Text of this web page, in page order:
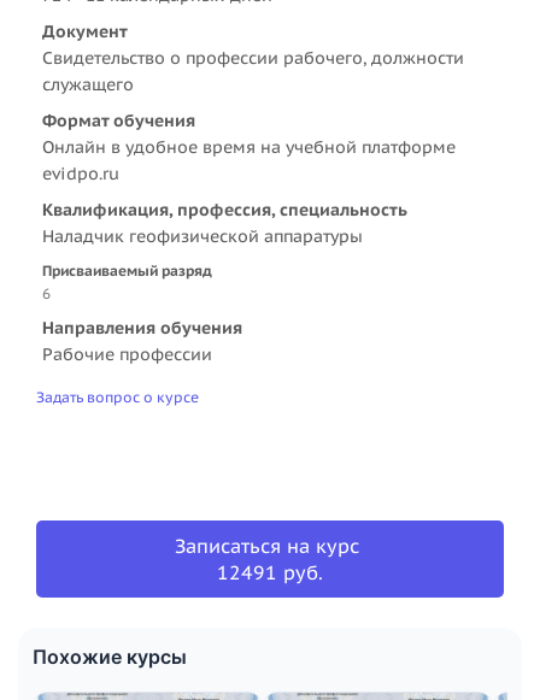
Документ
Свидетельство о профессии рабочего, должности
служащего
Формат обучения
Онлайн в удобное время на учебной платформе
evidpo.ru
Квалификация, профессия, специальность
Наладчик геофизической аппаратуры
Присваиваемый разряд
6
Направления обучения
Рабочие профессии
Задать вопрос о курсе
Записаться на курс
12491 руб.
Похожие курсы